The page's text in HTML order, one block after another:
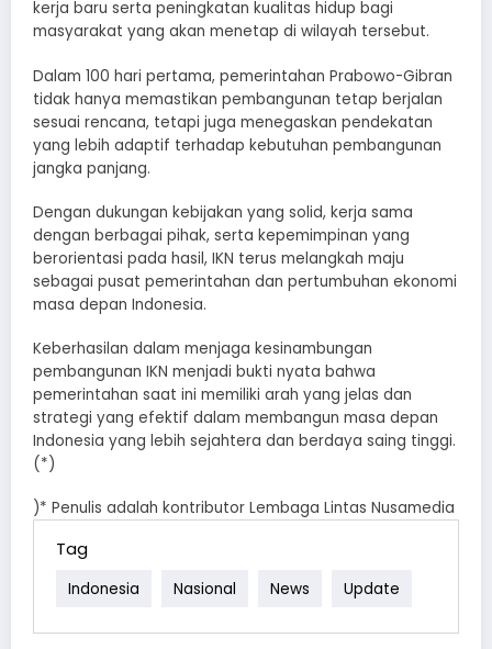
kerja baru serta peningkatan kualitas hidup bagi
masyarakat yang akan menetap di wilayah tersebut.
Dalam 100 hari pertama, pemerintahan Prabowo-Gibran
tidak hanya memastikan pembangunan tetap berjalan
sesuai rencana, tetapi juga menegaskan pendekatan
yang lebih adaptif terhadap kebutuhan pembangunan
jangka panjang.
Dengan dukungan kebijakan yang solid, kerja sama
dengan berbagai pihak, serta kepemimpinan yang
berorientasi pada hasil, IKN terus melangkah maju
sebagai pusat pemerintahan dan pertumbuhan ekonomi
masa depan Indonesia.
Keberhasilan dalam menjaga kesinambungan
pembangunan IKN menjadi bukti nyata bahwa
pemerintahan saat ini memiliki arah yang jelas dan
strategi yang efektif dalam membangun masa depan
Indonesia yang lebih sejahtera dan berdaya saing tinggi.
(*)
)* Penulis adalah kontributor Lembaga Lintas Nusamedia
Tag
Indonesia Nasional News Update